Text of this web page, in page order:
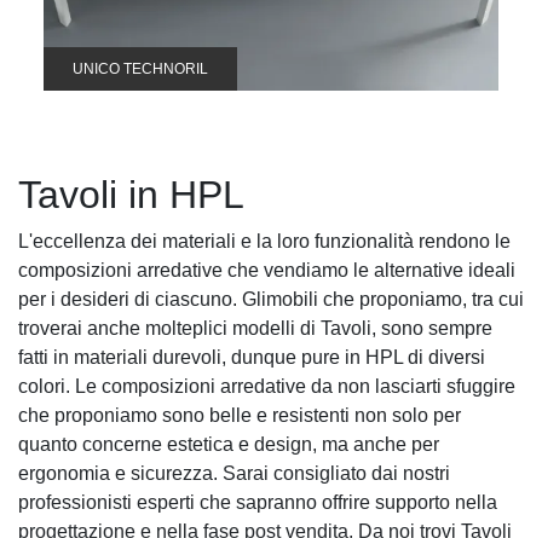
UNICO TECHNORIL
Tavoli in HPL
L'eccellenza dei materiali e la loro funzionalità rendono le
composizioni arredative che vendiamo le alternative ideali
per i desideri di ciascuno. Glimobili che proponiamo, tra cui
troverai anche molteplici modelli di Tavoli, sono sempre
fatti in materiali durevoli, dunque pure in HPL di diversi
colori. Le composizioni arredative da non lasciarti sfuggire
che proponiamo sono belle e resistenti non solo per
quanto concerne estetica e design, ma anche per
ergonomia e sicurezza. Sarai consigliato dai nostri
professionisti esperti che sapranno offrire supporto nella
progettazione e nella fase post vendita. Da noi trovi Tavoli